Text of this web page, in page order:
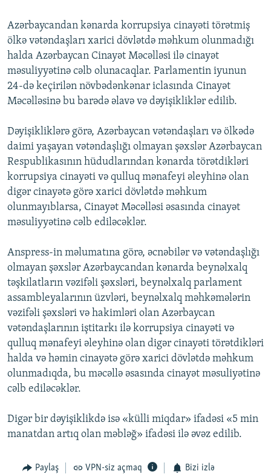
BIZIMLƏ ƏLAQƏ
XƏBƏR BÜLLETENLƏRIMIZ
Azərbaycandan kənarda korrupsiya cinayəti törətmiş
ölkə vətəndaşları xarici dövlətdə məhkum olunmadığı
halda Azərbaycan Cinayət Məcəlləsi ilə cinayət
məsuliyyətinə cəlb olunacaqlar. Parlamentin iyunun
24-də keçirilən növbədənkənar iclasında Cinayət
Məcəlləsinə bu barədə əlavə və dəyişikliklər edilib.
Dəyişikliklərə görə, Azərbaycan vətəndaşları və ölkədə
daimi yaşayan vətəndaşlığı olmayan şəxslər Azərbaycan
Respublikasının hüdudlarından kənarda törətdikləri
korrupsiya cinayəti və qulluq mənafeyi əleyhinə olan
digər cinayətə görə xarici dövlətdə məhkum
olunmayıblarsa, Cinayət Məcəlləsi əsasında cinayət
məsuliyyətinə cəlb ediləcəklər.
Anspress-in məlumatına görə, əcnəbilər və vətəndaşlığı
olmayan şəxslər Azərbaycandan kənarda beynəlxalq
təşkilatların vəzifəli şəxsləri, beynəlxalq parlament
assambleyalarının üzvləri, beynəlxalq məhkəmələrin
vəzifəli şəxsləri və hakimləri olan Azərbaycan
vətəndaşlarının iştitarkı ilə korrupsiya cinayəti və
qulluq mənafeyi əleyhinə olan digər cinayəti törətdikləri
halda və həmin cinayətə görə xarici dövlətdə məhkum
olunmadıqda, bu məcəllə əsasında cinayət məsuliyətinə
cəlb ediləcəklər.
Digər bir dəyişiklikdə isə «külli miqdar» ifadəsi «5 min
manatdan artıq olan məbləğ» ifadəsi ilə əvəz edilib.
Paylaş VPN-siz açmaq Bizi izlə